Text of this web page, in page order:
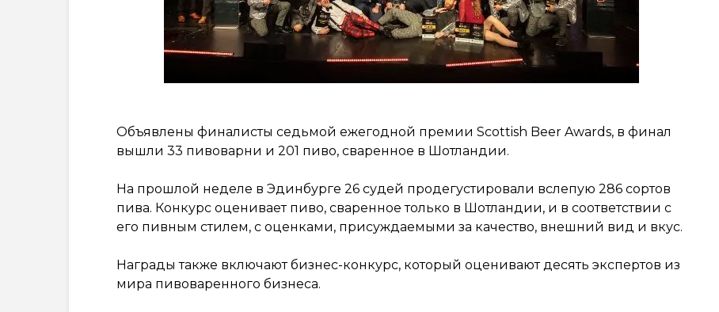
Объявлены финалисты седьмой ежегодной премии Scottish Beer Awards, в финал
вышли 33 пивоварни и 201 пиво, сваренное в Шотландии.
На прошлой неделе в Эдинбурге 26 судей продегустировали вслепую 286 сортов
пива. Конкурс оценивает пиво, сваренное только в Шотландии, и в соответствии с
его пивным стилем, с оценками, присуждаемыми за качество, внешний вид и вкус.
Награды также включают бизнес-конкурс, который оценивают десять экспертов из
мира пивоваренного бизнеса.